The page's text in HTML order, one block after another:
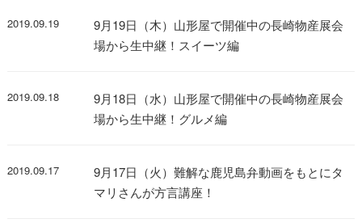
2019.09.19
9月19日（木）山形屋で開催中の長崎物産展会
場から生中継！スイーツ編
2019.09.18
9月18日（水）山形屋で開催中の長崎物産展会
場から生中継！グルメ編
2019.09.17
9月17日（火）難解な鹿児島弁動画をもとにタ
マリさんが方言講座！